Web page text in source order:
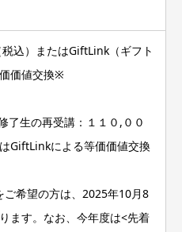
込）またはGiftLink（ギフト
価値交換※
了生の再受講：１１０,００
GiftLinkによる等価価値交換
希望の方は、2025年10月8
ます。なお、今年度は<先着